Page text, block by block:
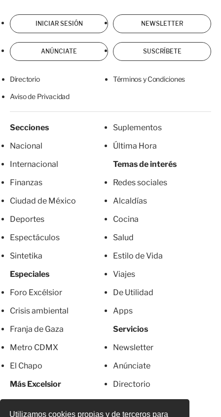
Utilizamos cookies propias y de terceros para
INICIAR SESIÓN NEWSLETTER
ANÚNCIATE SUSCRÍBETE
Directorio Términos y Condiciones
Aviso de Privacidad
Secciones
Nacional
Internacional
Finanzas
Ciudad de México
Deportes
Espectáculos
Sintetika
Especiales
Foro Excélsior
Crisis ambiental
Franja de Gaza
Metro CDMX
El Chapo
Más Excelsior
Mujeres
Suplementos
Última Hora
Temas de interés
Redes sociales
Alcaldías
Cocina
Salud
Estilo de Vida
Viajes
De Utilidad
Apps
Servicios
Newsletter
Anúnciate
Directorio
Suscripciones